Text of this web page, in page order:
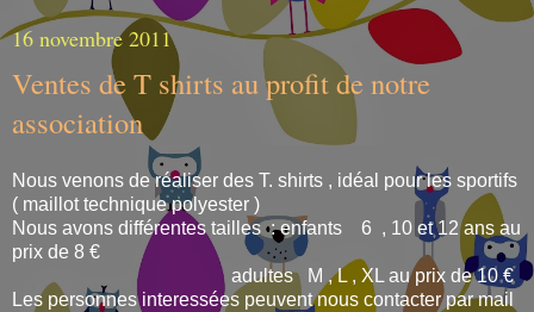
16 novembre 2011
Ventes de T shirts au profit de notre
association
Nous venons de réaliser des T. shirts , idéal pour les sportifs
( maillot technique polyester )
Nous avons différentes tailles : enfants 6 , 10 et 12 ans au
prix de 8 €
adultes M , L , XL au prix de 10 €
Les personnes interessées peuvent nous contacter par mail